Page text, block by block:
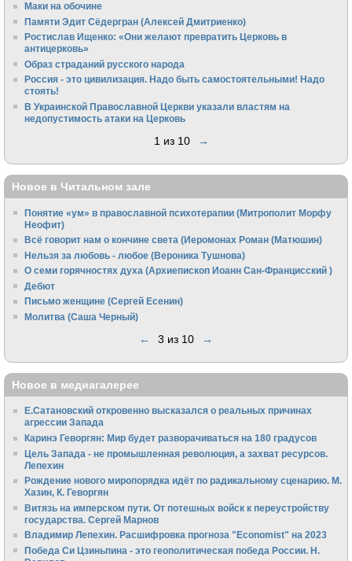
Маки на обочине
Памяти Эдит Сёдергран (Алексей Дмитриенко)
Ростислав Ищенко: «Они желают превратить Церковь в
антицерковь»
Образ страданий русского народа
Россия - это цивилизация. Надо быть самостоятельными! Надо
стоять!
В Украинской Православной Церкви указали властям на
недопустимость атаки на Церковь
1 из 10 →
Новое в Читальном зале
Понятие «ум» в православной психотерапии (Митрополит Морфу
Неофит)
Всё говорит нам о кончине света (Иеромонах Роман (Матюшин)
Нельзя за любовь - любое (Вероника Тушнова)
О семи горячностях духа (Архиепископ Иоанн Сан-Францисский )
Дебют
Письмо женщине (Сергей Есенин)
Молитва (Саша Черный)
← 3 из 10 →
Новое в медиагалерее
Е.Сатановский откровенно высказался о реальных причинах
агрессии Запада
Каринэ Геворгян: Мир будет разворачиваться на 180 градусов
Цель Запада - не промышленная революция, а захват ресурсов.
Лепехин
Рождение нового миропорядка идёт по радикальному сценарию. М.
Хазин, К. Геворгян
Витязь на имперском пути. От потешных войск к переустройству
государства. Сергей Марнов
Владимир Лепехин. Расшифровка прогноза "Economist" на 2023
Победа Си Цзиньпина - это геополитическая победа России. Н.